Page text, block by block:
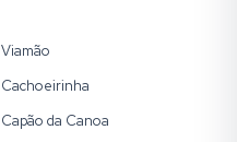
Viamão
Cachoeirinha
Capão da Canoa